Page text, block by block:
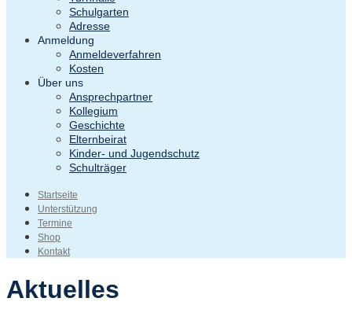
Schulgarten
Adresse
Anmeldung
Anmeldeverfahren
Kosten
Über uns
Ansprechpartner
Kollegium
Geschichte
Elternbeirat
Kinder- und Jugendschutz
Schulträger
Startseite
Unterstützung
Termine
Shop
Kontakt
Aktuelles